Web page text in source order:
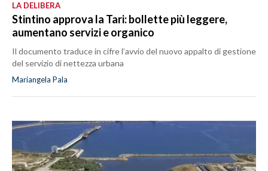
LA DELIBERA
Stintino approva la Tari: bollette più leggere,
aumentano servizi e organico
Il documento traduce in cifre l’avvio del nuovo appalto di gestione
del servizio di nettezza urbana
Mariangela Pala